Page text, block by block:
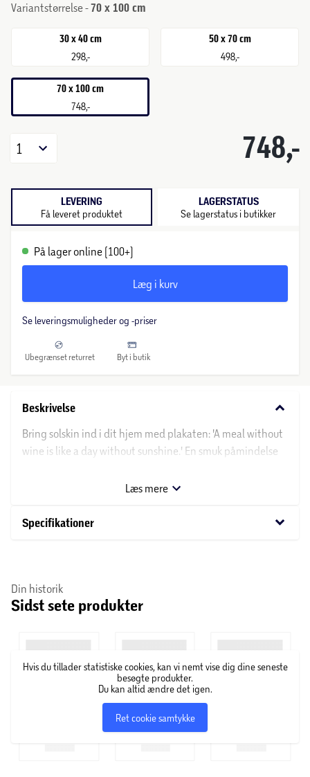
Variantstørrelse -70 x 100 cm
30 x 40 cm
298,-
50 x 70 cm
498,-
70 x 100 cm
748,-
748,-
1
LEVERING
Få leveret produktet
LAGERSTATUS
Se lagerstatus i butikker
På lager online (100+)
Læg i kurv
Se leveringsmuligheder og -priser
Ubegrænset returret Byt i butik
Beskrivelse keyboard_arrow_down
Bring solskin ind i dit hjem med plakaten: 'A meal without
wine is like a day without sunshine.' En smuk påmindelse
Læs mere
Specifikationer keyboard_arrow_down
Din historik
Sidst sete produkter
Hvis du tillader statistiske cookies, kan vi nemt vise dig dine seneste
besøgte produkter.
Du kan altid ændre det igen.
Ret cookie samtykke